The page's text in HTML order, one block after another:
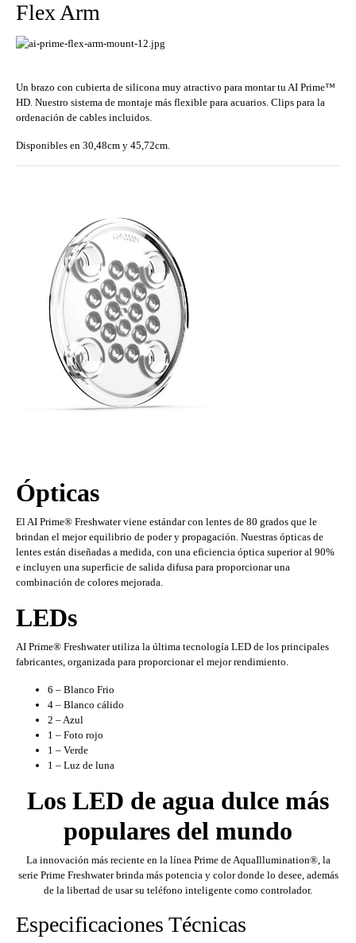
Flex Arm
Un brazo con cubierta de silicona muy atractivo para montar tu AI Prime™
HD. Nuestro sistema de montaje más flexible para acuarios. Clips para la
ordenación de cables incluidos.
Disponibles en 30,48cm y 45,72cm.
Ópticas
El AI Prime® Freshwater viene estándar con lentes de 80 grados que le
brindan el mejor equilibrio de poder y propagación. Nuestras ópticas de
lentes están diseñadas a medida, con una eficiencia óptica superior al 90%
e incluyen una superficie de salida difusa para proporcionar una
combinación de colores mejorada.
LEDs
AI Prime® Freshwater utiliza la última tecnología LED de los principales
fabricantes, organizada para proporcionar el mejor rendimiento.
6 – Blanco Frio
4 – Blanco cálido
2 – Azul
1 – Foto rojo
1 – Verde
1 – Luz de luna
Los LED de agua dulce más
populares del mundo
La innovación más reciente en la línea Prime de AquaIllumination®, la
serie Prime Freshwater brinda más potencia y color donde lo desee, además
de la libertad de usar su teléfono inteligente como controlador.
Especificaciones Técnicas